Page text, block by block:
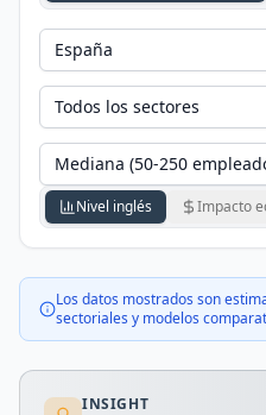
España
Todos los sectores
Mediana (50-250
Nivel inglés Impacto
Los datos mostrados son
sectoriales y modelos
INSIGHT